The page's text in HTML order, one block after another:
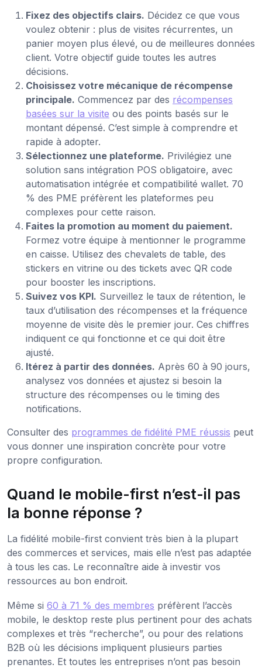
Fixez des objectifs clairs. Décidez ce que vous
voulez obtenir : plus de visites récurrentes, un
panier moyen plus élevé, ou de meilleures données
client. Votre objectif guide toutes les autres
décisions.
Choisissez votre mécanique de récompense
principale. Commencez par des récompenses
basées sur la visite ou des points basés sur le
montant dépensé. C’est simple à comprendre et
rapide à adopter.
Sélectionnez une plateforme. Privilégiez une
solution sans intégration POS obligatoire, avec
automatisation intégrée et compatibilité wallet. 70
% des PME préfèrent les plateformes peu
complexes pour cette raison.
Faites la promotion au moment du paiement.
Formez votre équipe à mentionner le programme
en caisse. Utilisez des chevalets de table, des
stickers en vitrine ou des tickets avec QR code
pour booster les inscriptions.
Suivez vos KPI. Surveillez le taux de rétention, le
taux d’utilisation des récompenses et la fréquence
moyenne de visite dès le premier jour. Ces chiffres
indiquent ce qui fonctionne et ce qui doit être
ajusté.
Itérez à partir des données. Après 60 à 90 jours,
analysez vos données et ajustez si besoin la
structure des récompenses ou le timing des
notifications.
Consulter des programmes de fidélité PME réussis peut
vous donner une inspiration concrète pour votre
propre configuration.
Quand le mobile-first n’est-il pas
la bonne réponse ?
La fidélité mobile-first convient très bien à la plupart
des commerces et services, mais elle n’est pas adaptée
à tous les cas. Le reconnaître aide à investir vos
ressources au bon endroit.
Même si 60 à 71 % des membres préfèrent l’accès
mobile, le desktop reste plus pertinent pour des achats
complexes et très “recherche”, ou pour des relations
B2B où les décisions impliquent plusieurs parties
prenantes. Et toutes les entreprises n’ont pas besoin